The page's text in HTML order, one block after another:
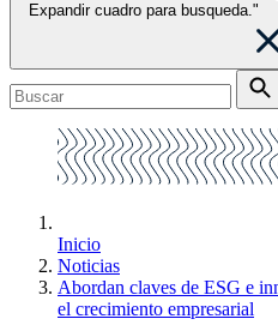
Expandir cuadro para busqueda."
Inicio
Noticias
Abordan claves de ESG e
el crecimiento empresarial